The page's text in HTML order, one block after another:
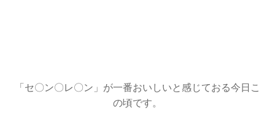
「セ〇ン〇レ〇ン」が一番おいしいと感じておる今日こ
の頃です。